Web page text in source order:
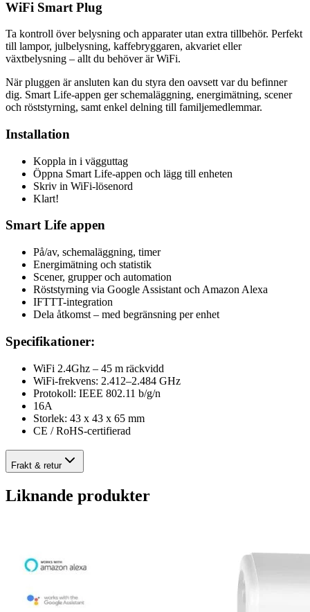
WiFi Smart Plug
Ta kontroll över belysning och apparater utan extra tillbehör. Perfekt
till lampor, julbelysning, kaffebryggaren, akvariet eller
växtbelysning – allt du behöver är WiFi.
När pluggen är ansluten kan du styra den oavsett var du befinner
dig. Smart Life-appen ger schemaläggning, energimätning, scener
och röststyrning, samt enkel delning till familjemedlemmar.
Installation
Koppla in i vägguttag
Öppna Smart Life-appen och lägg till enheten
Skriv in WiFi-lösenord
Klart!
Smart Life appen
På/av, schemaläggning, timer
Energimätning och statistik
Scener, grupper och automation
Röststyrning via Google Assistant och Amazon Alexa
IFTTT-integration
Dela åtkomst – med begränsning per enhet
Specifikationer:
WiFi 2.4Ghz – 45 m räckvidd
WiFi-frekvens: 2.412–2.484 GHz
Protokoll: IEEE 802.11 b/g/n
16A
Storlek: 43 x 43 x 65 mm
CE / RoHS-certifierad
Frakt & retur
Liknande produkter